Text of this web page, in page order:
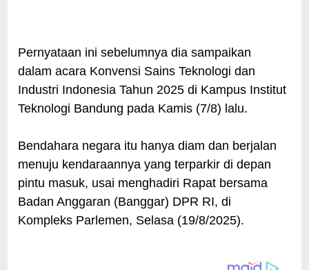
Pernyataan ini sebelumnya dia sampaikan
dalam acara Konvensi Sains Teknologi dan
Industri Indonesia Tahun 2025 di Kampus Institut
Teknologi Bandung pada Kamis (7/8) lalu.
Bendahara negara itu hanya diam dan berjalan
menuju kendaraannya yang terparkir di depan
pintu masuk, usai menghadiri Rapat bersama
Badan Anggaran (Banggar) DPR RI, di
Kompleks Parlemen, Selasa (19/8/2025).